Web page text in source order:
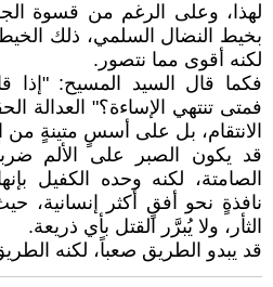
لهذا، وعلى الرغم من قسوة
بخيط النضال السلمي، ذلك الخيط
لكنه أقوى مما نتصور.
فكما قال السيد المسيح: "إذا
فمتى تنتهي الإساءة؟" العدالة
الانتقام، بل على أسسٍ متينةٍ
قد يكون الصبر على الألم
الصامتة، لكنه وحده الكفيل
نافذةٍ نحو أفقٍ أكثر إنسانية،
الثأر، ولا يُبرَّر القتل بأي ذريعة.
قد يبدو الطريق صعباً، لكنه